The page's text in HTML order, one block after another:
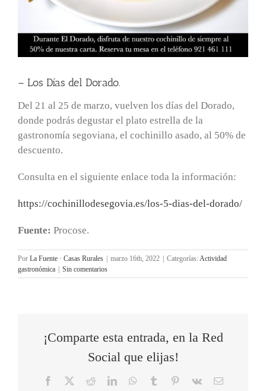
– Los Días del Dorado.
Del 21 al 25 de marzo, vuelven los días del Dorado,
donde podrás degustar el plato estrella de la
gastronomía segoviana, el cochinillo asado, al 50% de
descuento.
Consulta en el siguiente enlace toda la información:
https://cochinillodesegovia.es/los-5-dias-del-dorado/
Fuente: Procose.
Por La Fuente · Casas Rurales marzo 16th, 2022 Categorías:Actividad
gastronómica
Sin comentarios
¡Comparte esta entrada, en la Red
Social que elijas!
Facebook RedditLinkedInWhatsApp
Tumblr Pinterest
Vk
Correo